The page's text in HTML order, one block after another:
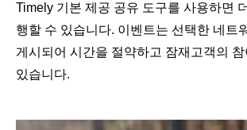
Timely 기본 제공 공유 도구를 사용하면
행할 수 있습니다. 이벤트는 선택한 네트
게시되어 시간을 절약하고 잠재고객의
있습니다.